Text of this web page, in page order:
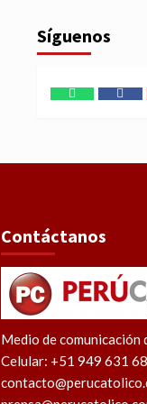
Síguenos
WhatsApp
Contáctanos
Medio de comunicación
Celular: +51 949 631